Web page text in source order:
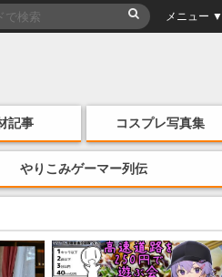
メニュー ▼
記事 コスプレ写真集
やりこみゲーマー列伝